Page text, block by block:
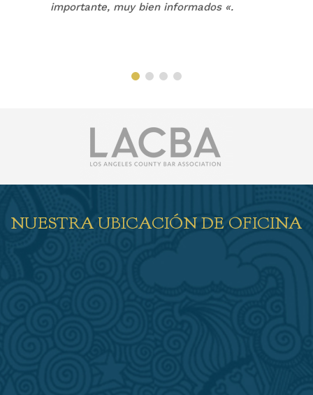
importante, muy bien informados «.
NUESTRA UBICACIÓN DE OFICINA